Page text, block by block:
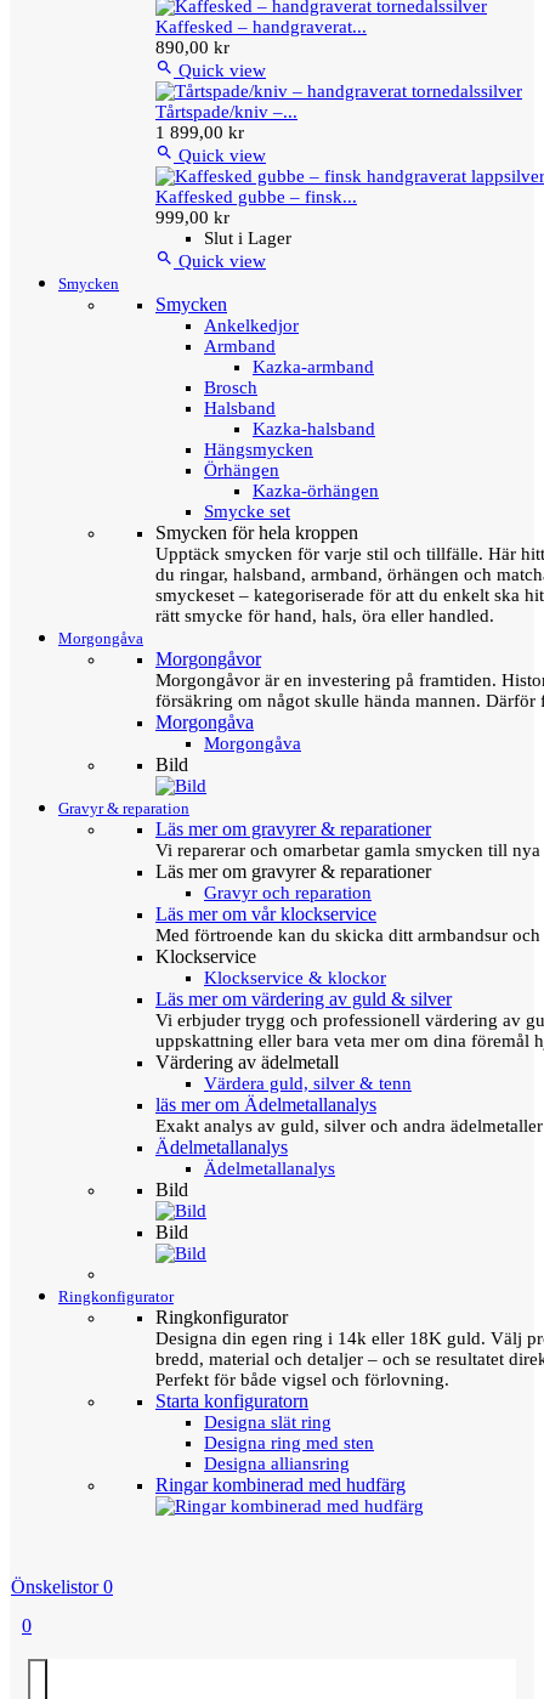
Kaffesked – handgraverat...
890,00 kr
 Quick view
Tårtspade/kniv –...
1 899,00 kr
 Quick view
Kaffesked gubbe – finsk...
999,00 kr
Slut i Lager
 Quick view
Smycken
Smycken
Ankelkedjor
Armband
Kazka-armband
Brosch
Halsband
Kazka-halsband
Hängsmycken
Örhängen
Kazka-örhängen
Smycke set
Smycken för hela kroppen
Upptäck smycken för varje stil och tillfälle. Här
du ringar, halsband, armband, örhängen och
smyckeset – kategoriserade för att du enkelt ska
rätt smycke för hand, hals, öra eller handled.
Morgongåva
Morgongåvor
Morgongåvor är en investering på framtiden.
försäkring om något skulle hända mannen.
Morgongåva
Morgongåva
Bild
Gravyr & reparation
Läs mer om gravyrer & reparationer
Vi reparerar och omarbetar gamla smycken till
Läs mer om gravyrer & reparationer
Gravyr och reparation
Läs mer om vår klockservice
Med förtroende kan du skicka ditt armbandsur
Klockservice
Klockservice & klockor
Läs mer om värdering av guld & silver
Vi erbjuder trygg och professionell värdering av
uppskattning eller bara veta mer om dina föremål
Värdering av ädelmetall
Värdera guld, silver & tenn
läs mer om Ädelmetallanalys
Exakt analys av guld, silver och andra
Ädelmetallanalys
Ädelmetallanalys
Bild
Bild
Ringkonfigurator
Ringkonfigurator
Designa din egen ring i 14k eller 18K guld. Välj
bredd, material och detaljer – och se resultatet
Perfekt för både vigsel och förlovning.
Starta konfiguratorn
Designa slät ring
Designa ring med sten
Designa alliansring
Ringar kombinerad med hudfärg
Önskelistor 0
0